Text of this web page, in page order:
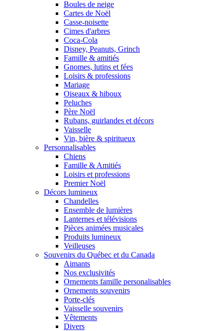
Boules de neige
Cartes de Noël
Casse-noisette
Cimes d'arbres
Coca-Cola
Disney, Peanuts, Grinch
Famille & amitiés
Gnomes, lutins et fées
Loisirs & professions
Mariage
Oiseaux & hiboux
Peluches
Père Noël
Rubans, guirlandes et décors
Vaisselle
Vin, bière & spiritueux
Personnalisables
Chiens
Famille & Amitiés
Loisirs et professions
Premier Noël
Décors lumineux
Chandelles
Ensemble de lumières
Lanternes et télévisions
Pièces animées musicales
Produits lumineux
Veilleuses
Souvenirs du Québec et du Canada
Aimants
Nos exclusivités
Ornements famille personalisables
Ornements souvenirs
Porte-clés
Vaisselle souvenirs
Vêtements
Divers